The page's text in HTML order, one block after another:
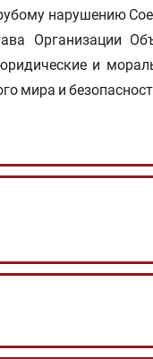
нарушению
Организации
и
мира и